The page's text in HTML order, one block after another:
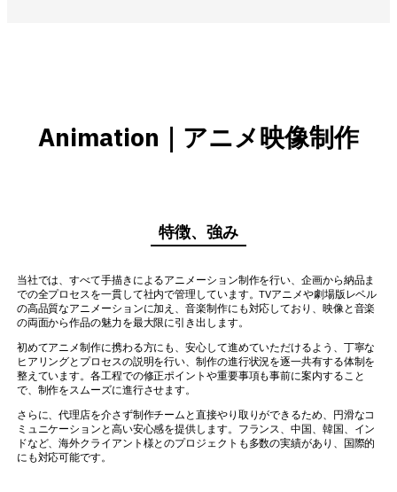
Animation｜アニメ映像制作
特徴、強み
当社では、すべて手描きによるアニメーション制作を行い、企画から納品ま
での全プロセスを一貫して社内で管理しています。TVアニメや劇場版レベル
の高品質なアニメーションに加え、音楽制作にも対応しており、映像と音楽
の両面から作品の魅力を最大限に引き出します。
初めてアニメ制作に携わる方にも、安心して進めていただけるよう、丁寧な
ヒアリングとプロセスの説明を行い、制作の進行状況を逐一共有する体制を
整えています。各工程での修正ポイントや重要事項も事前に案内すること
で、制作をスムーズに進行させます。
さらに、代理店を介さず制作チームと直接やり取りができるため、円滑なコ
ミュニケーションと高い安心感を提供します。フランス、中国、韓国、イン
ドなど、海外クライアント様とのプロジェクトも多数の実績があり、国際的
にも対応可能です。